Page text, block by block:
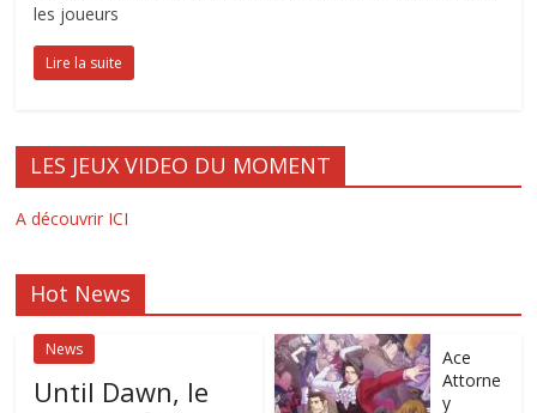
les joueurs
Lire la suite
LES JEUX VIDEO DU MOMENT
A découvrir ICI
Hot News
News
Until Dawn, le
Ace
Attorne
y